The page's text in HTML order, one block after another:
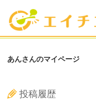
あんさんのマイページ
投稿履歴